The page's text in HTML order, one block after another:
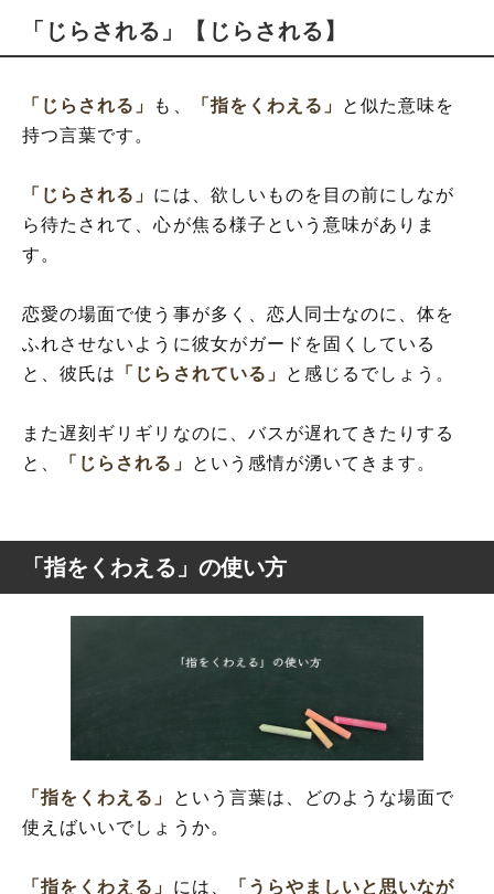
「じらされる」【じらされる】
「じらされる」 も、 「指をくわえる」
と似た意味を
持つ言葉です。
「じらされる」 には、欲しいものを目の前にしなが
ら待たされて、心が焦る様子という意味がありま
す。
恋愛の場面で使う事が多く、恋人同士なのに、体を
ふれさせないように彼女がガードを固くしている
と、彼氏は
「じらされている」 と感じるでしょう。
また遅刻ギリギリなのに、バスが遅れてきたりする
と、
「じらされる」 という感情が湧いてきます。
「指をくわえる」の使い方
「指をくわえる」
という言葉は、どのような場面で
使えばいいでしょうか。
「指をくわえる」 には、 「うらやましいと思いなが